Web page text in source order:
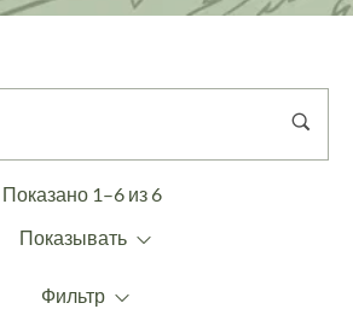
Показано 1–6 из 6
Показывать
Фильтр